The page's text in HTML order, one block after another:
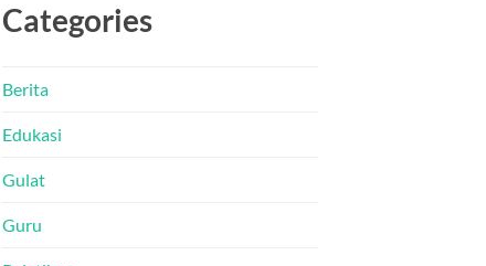
Categories
Berita
Edukasi
Gulat
Guru